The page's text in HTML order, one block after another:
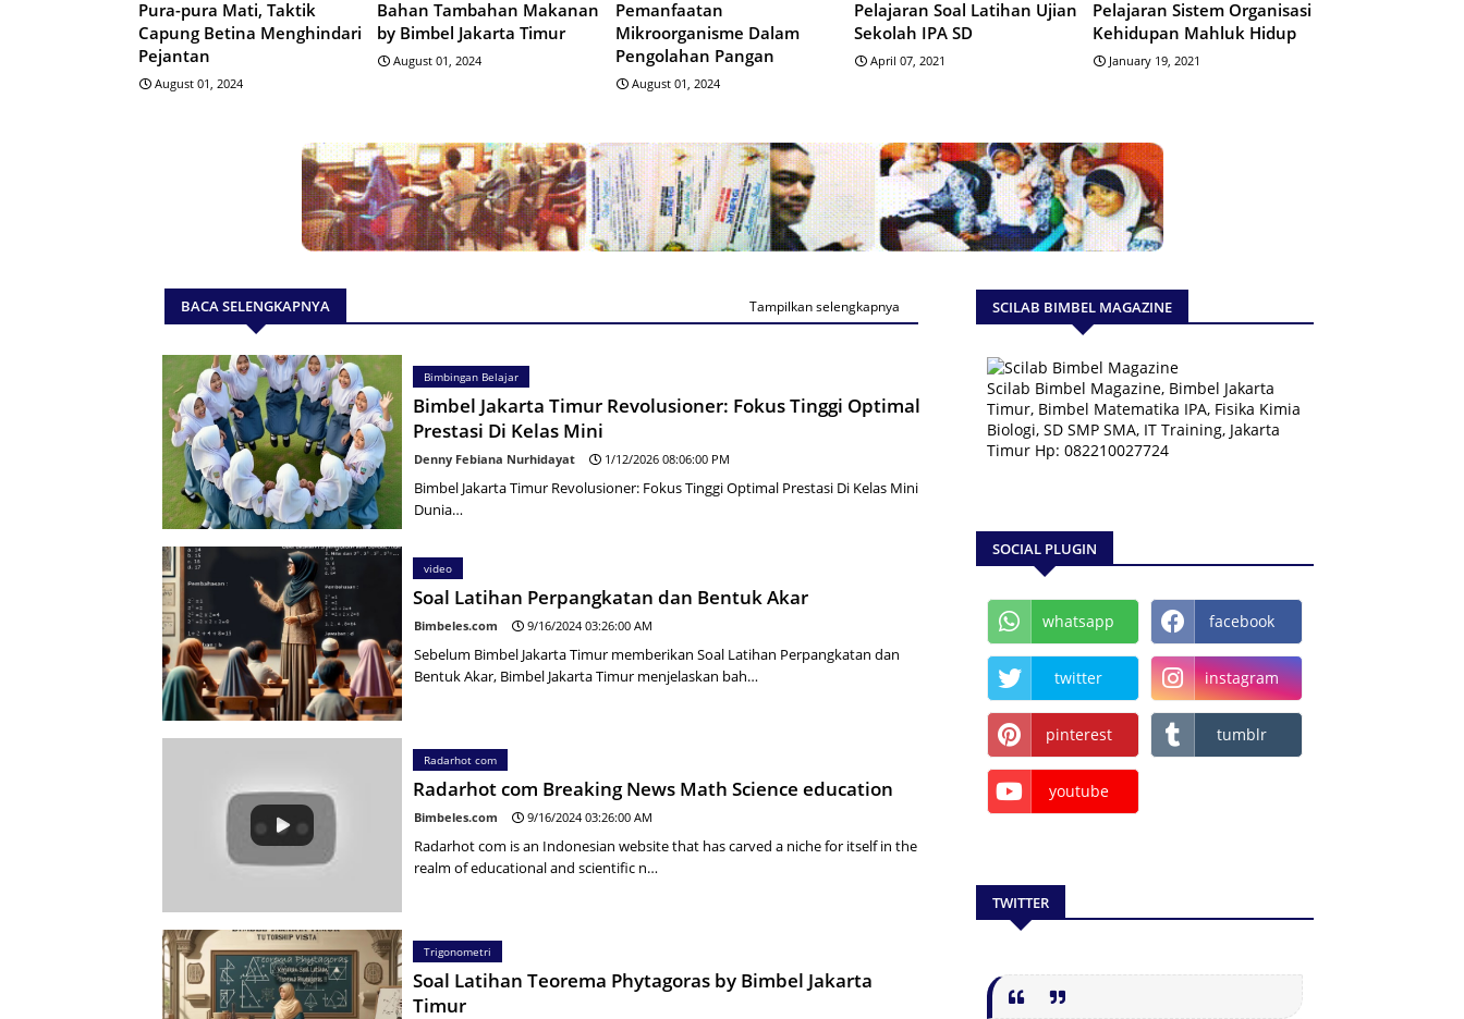
Pura-pura Mati, Taktik
Capung Betina Menghindari
Pejantan
August 01, 2024
Bahan Tambahan Makanan
by Bimbel Jakarta Timur
August 01, 2024
Pemanfaatan
Mikroorganisme Dalam
Pengolahan Pangan
August 01, 2024
Pelajaran Soal Latihan Ujian
Sekolah IPA SD
April 07, 2021
Pelajaran Sistem Organisasi
Kehidupan Mahluk Hidup
January 19, 2021
BACA SELENGKAPNYA Tampilkan selengkapnya
Bimbingan Belajar
Bimbel Jakarta Timur Revolusioner: Fokus Tinggi Optimal
Prestasi Di Kelas Mini
Denny Febiana Nurhidayat 1/12/2026 08:06:00 PM
Bimbel Jakarta Timur Revolusioner: Fokus Tinggi Optimal Prestasi Di Kelas Mini
Dunia…
video
Soal Latihan Perpangkatan dan Bentuk Akar
Bimbeles.com 9/16/2024 03:26:00 AM
Sebelum Bimbel Jakarta Timur memberikan Soal Latihan Perpangkatan dan
Bentuk Akar, Bimbel Jakarta Timur menjelaskan bah…
Radarhot com
Radarhot com Breaking News Math Science education
Bimbeles.com 9/16/2024 03:26:00 AM
Radarhot com is an Indonesian website that has carved a niche for itself in the
realm of educational and scientific n…
Trigonometri
Soal Latihan Teorema Phytagoras by Bimbel Jakarta
Timur
SCILAB BIMBEL MAGAZINE
Scilab Bimbel Magazine, Bimbel Jakarta
Timur, Bimbel Matematika IPA, Fisika Kimia
Biologi, SD SMP SMA, IT Training, Jakarta
Timur Hp: 082210027724
SOCIAL PLUGIN
whatsapp facebook
twitter instagram
pinterest tumblr
youtube
TWITTER